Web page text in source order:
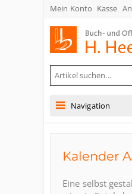
Mein Konto Kasse
Navigation
Kalender
Eine selbst